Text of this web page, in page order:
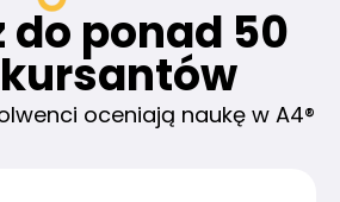
do ponad 50
oceniają naukę w A4®